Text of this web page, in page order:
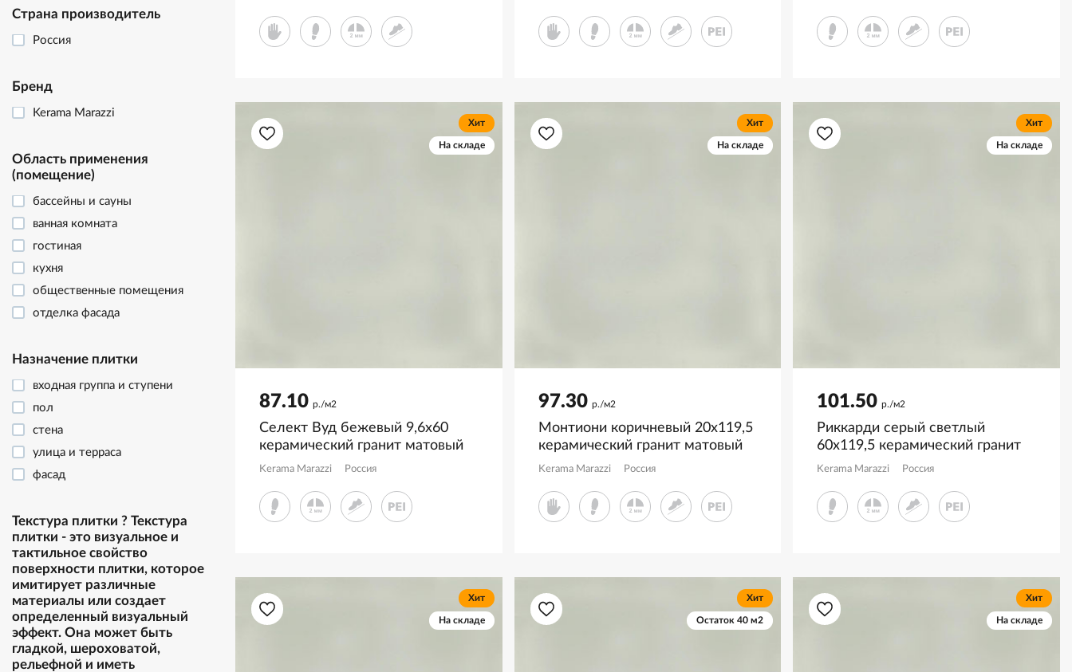
Страна производитель
Россия
Бренд
Kerama Marazzi
Область применения
(помещение)
бассейны и сауны
ванная комната
гостиная
кухня
общественные помещения
отделка фасада
Назначение плитки
входная группа и ступени
пол
стена
улица и терраса
фасад
Текстура плитки ? Текстура
плитки - это визуальное и
тактильное свойство
поверхности плитки, которое
имитирует различные
материалы или создает
определенный визуальный
эффект. Она может быть
гладкой, шероховатой,
рельефной и иметь
Хит
На складе
87.10 р./м2
Селект Вуд бежевый 9,6x60
керамический гранит матовый
SG350600R
Kerama Marazzi Россия
Хит
На складе
97.30 р./м2
Монтиони коричневый 20x119,5
керамический гранит матовый
SG526520R
Kerama Marazzi Россия
Хит
На складе
101.50 р./м2
Риккарди серый светлый
60x119,5 керамический гранит
матовый SG519920R
Kerama Marazzi Россия
Хит
На складе
Хит
Остаток 40 м2
Хит
На складе